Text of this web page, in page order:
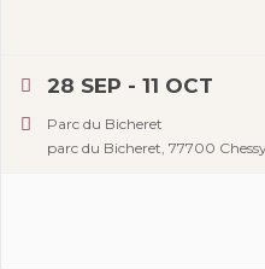
28 SEP - 11 OCT
Parc du Bicheret
parc du Bicheret, 77700